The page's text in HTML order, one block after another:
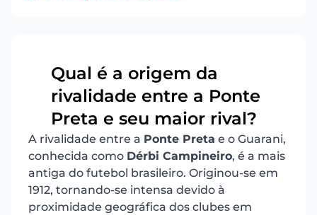
Qual é a origem da
rivalidade entre a Ponte
Preta e seu maior rival?
A rivalidade entre a Ponte Preta e o Guarani,
conhecida como Dérbi Campineiro, é a mais
antiga do futebol brasileiro. Originou-se em
1912, tornando-se intensa devido à
proximidade geográfica dos clubes em